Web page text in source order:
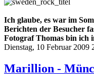
Ich glaube, es war im
Berichten der Besucher
Fotograf Thomas bin ich
Dienstag, 10 Februar 2009
Marillion -